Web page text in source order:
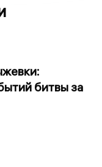
битвы за